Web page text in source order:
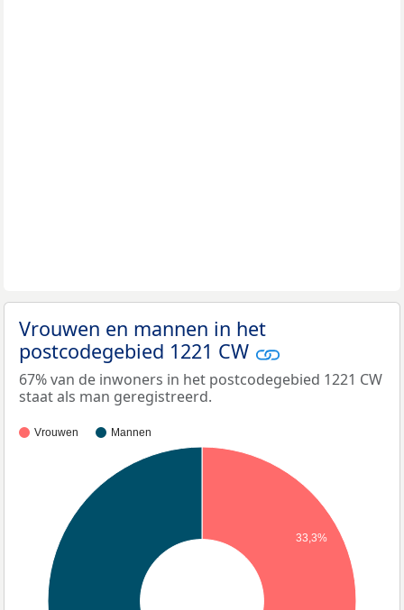
Vrouwen en mannen in het
postcodegebied 1221 CW
67% van de inwoners in het postcodegebied 1221 CW
staat als man geregistreerd.
Vrouwen Mannen
33,3%